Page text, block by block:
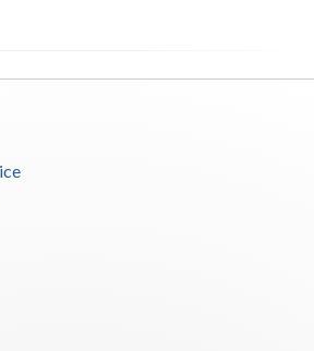
pentru plasarea in munca a... (1)
periodica pentru beneficia... (1)
avizarii psihologice pentru... (1)
in vederea evaluarii star... (1)